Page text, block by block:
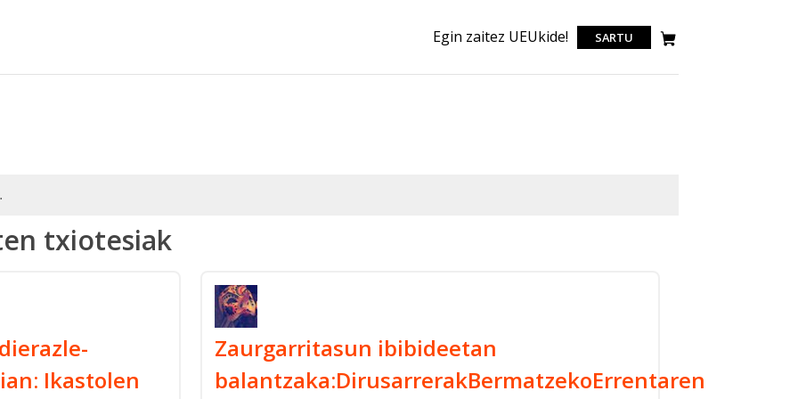
Egin zaitez UEUkide! SARTU
txiotesiak
Ikastolen
Zaurgarritasun ibibideetan
balantzaka:DirusarrerakBermatzekoErrentaren